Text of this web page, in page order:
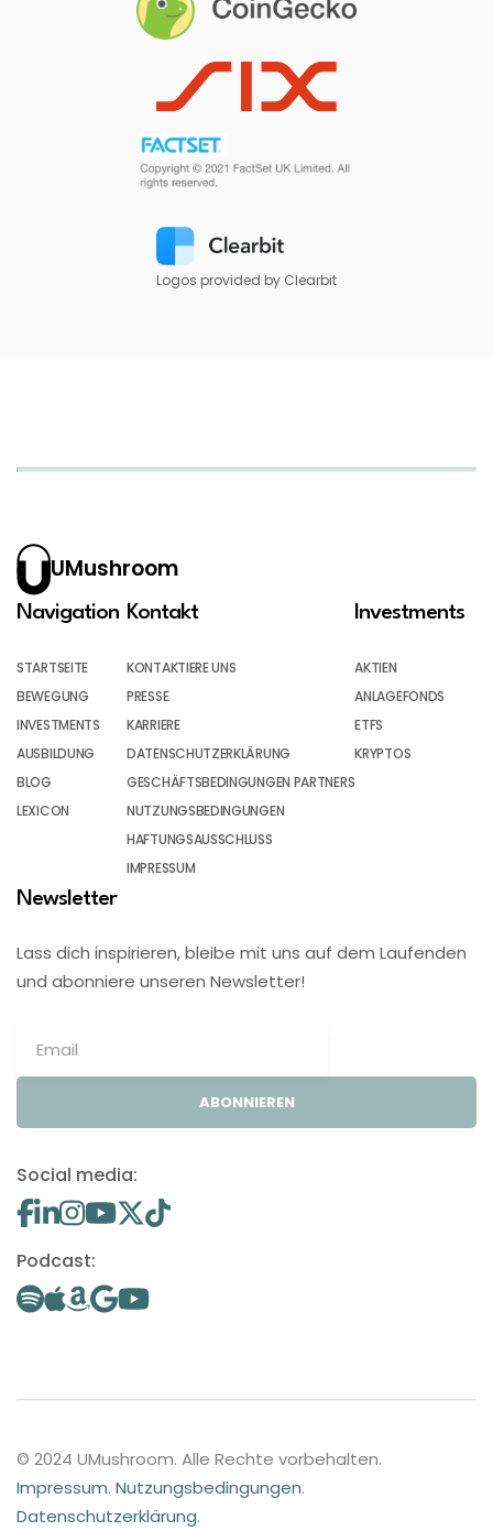
Logos provided by Clearbit
UMushroom
Navigation
STARTSEITE
BEWEGUNG
INVESTMENTS
AUSBILDUNG
BLOG
LEXICON
Kontakt
KONTAKTIERE UNS
PRESSE
KARRIERE
DATENSCHUTZERKLÄRUNG
GESCHÄFTSBEDINGUNGEN PARTNERS
NUTZUNGSBEDINGUNGEN
HAFTUNGSAUSSCHLUSS
IMPRESSUM
Investments
AKTIEN
ANLAGEFONDS
ETFS
KRYPTOS
Newsletter
Lass dich inspirieren, bleibe mit uns auf dem Laufenden
und abonniere unseren Newsletter!
ABONNIEREN
Social media:
Podcast:
© 2024 UMushroom. Alle Rechte vorbehalten.
Impressum. Nutzungsbedingungen.
Datenschutzerklärung.